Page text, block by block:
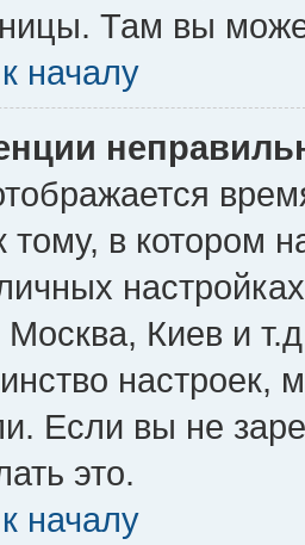
Там вы
началу
тому, в котором
Москва, Киев и
настроек,
Если вы не
это.
началу